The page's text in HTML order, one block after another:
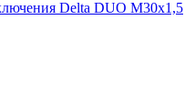
Delta DUO М30х1,5